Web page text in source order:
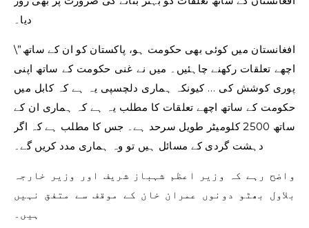
دیا۔
\”افغانستان میں کوئی بھی حکومت ہو، پاکستان کو ان کے ساتھ
اچھے تعلقات رکھنے چاہئیں۔ میں نے غنی حکومت کے ساتھ اپنی
پوری کوشش کی … کیونکہ ہماری دلچسپی یہ ہے کہ کابل میں
حکومت کے ساتھ اچھے تعلقات کا مطلب یہ ہے کہ ہماری ان کے
ساتھ 2500 کلومیٹر طویل سرحد ہے۔ جس کا مطلب ہے کہ اگر
دہشت گردی کے مسائل ہیں تو وہ ہماری مدد کریں گے۔
واضح رہے کہ وزیر اعظم شہباز شریف اور وزیر خارجہ
بلاول بھٹو دونوں عمران خان کے موقف سے متفق نہیں
ہیں۔